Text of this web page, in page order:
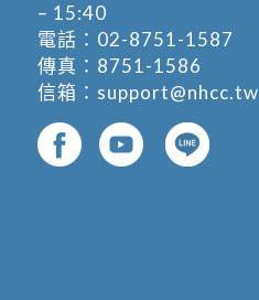
– 15:40
電話： 02-8751-1587
傳真：8751-1586
信箱： support@nhcc.tw